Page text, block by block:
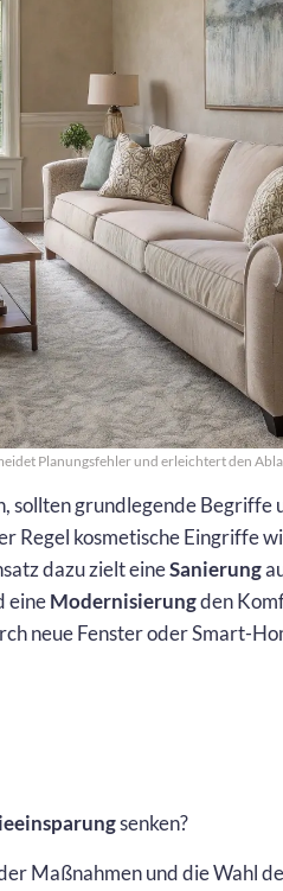
Planungsfehler und erleichtert den
sollten grundlegende Begriffe
Regel kosmetische Eingriffe
dazu zielt eineSanierung
eineModernisierungden
neue Fenster oder Smart-
senken?
Maßnahmen und die Wahl